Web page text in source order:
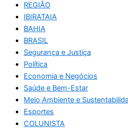
REGIÃO
IBIRATAIA
BAHIA
BRASIL
Segurança e Justiça
Política
Economia e Negócios
Saúde e Bem-Estar
Meio Ambiente e
Esportes
COLUNISTA